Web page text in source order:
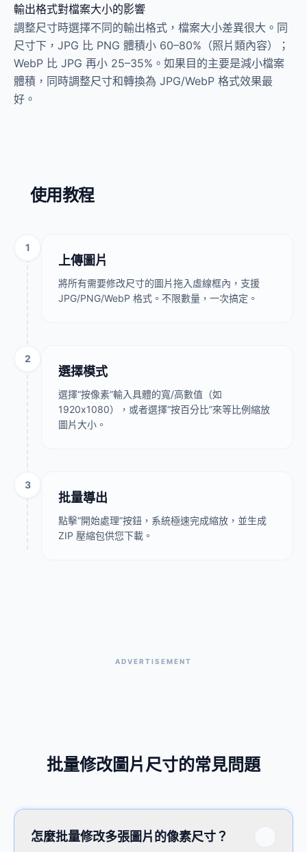
輸出格式對檔案大小的影響
調整尺寸時選擇不同的輸出格式，檔案大小差異很大。同
尺寸下，JPG 比 PNG 體積小 60–80%（照片類內容）；
WebP 比 JPG 再小 25–35%。如果目的主要是減小檔案
體積，同時調整尺寸和轉換為 JPG/WebP 格式效果最
好。
使用教程
1
上傳圖片
將所有需要修改尺寸的圖片拖入虛線框內，支援
JPG/PNG/WebP 格式。不限數量，一次搞定。
2
選擇模式
選擇“按像素”輸入具體的寬/高數值（如
1920x1080），或者選擇“按百分比”來等比例縮放
圖片大小。
3
批量導出
點擊“開始處理”按鈕，系統極速完成縮放，並生成
ZIP 壓縮包供您下載。
ADVERTISEMENT
批量修改圖片尺寸的常見問題
怎麼批量修改多張圖片的像素尺寸？